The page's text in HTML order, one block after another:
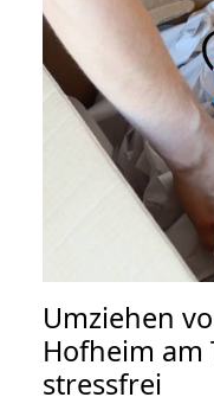
Umziehen
Hofheim am
stressfrei